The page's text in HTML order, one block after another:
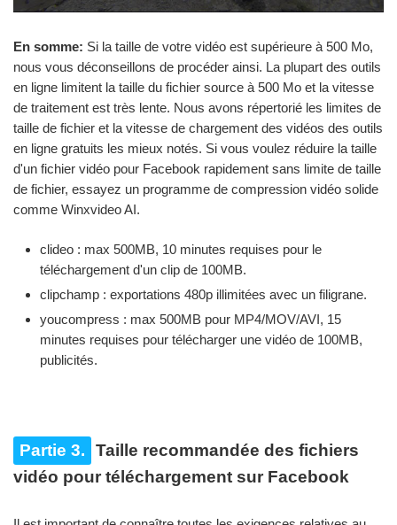
En somme: Si la taille de votre vidéo est supérieure à 500 Mo,
nous vous déconseillons de procéder ainsi. La plupart des outils
en ligne limitent la taille du fichier source à 500 Mo et la vitesse
de traitement est très lente. Nous avons répertorié les limites de
taille de fichier et la vitesse de chargement des vidéos des outils
en ligne gratuits les mieux notés. Si vous voulez réduire la taille
d'un fichier vidéo pour Facebook rapidement sans limite de taille
de fichier, essayez un programme de compression vidéo solide
comme Winxvideo AI.
clideo : max 500MB, 10 minutes requises pour le
téléchargement d'un clip de 100MB.
clipchamp : exportations 480p illimitées avec un filigrane.
youcompress : max 500MB pour MP4/MOV/AVI, 15
minutes requises pour télécharger une vidéo de 100MB,
publicités.
Partie 3.
Taille recommandée des fichiers
vidéo pour téléchargement sur Facebook